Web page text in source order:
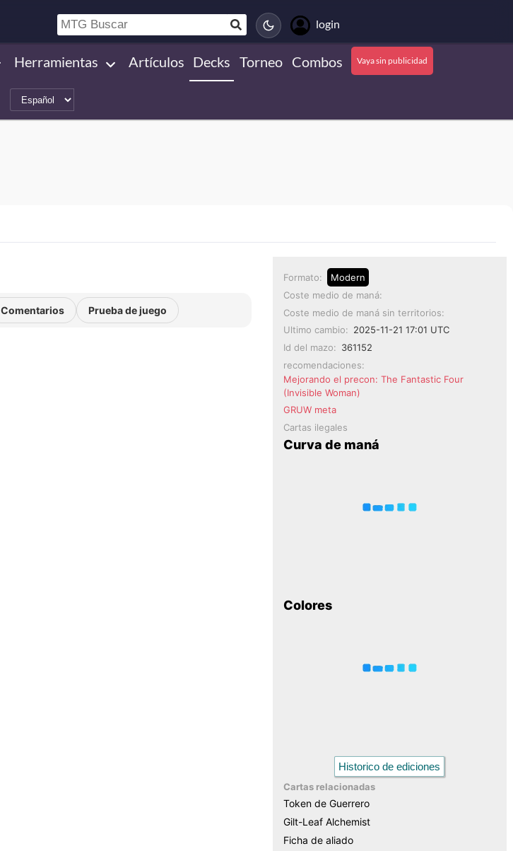
login
Herramientas Artículos Decks Torneo Combos Vaya sin publicidad
Comentarios Prueba de juego
Formato:
Modern
Coste medio de maná:
Coste medio de maná sin territorios:
Ultimo cambio: 2025-11-21 17:01 UTC
Id del mazo: 361152
recomendaciones:
Mejorando el precon: The Fantastic Four
(Invisible Woman)
GRUW meta
Cartas ilegales
Curva de maná
Colores
Historico de ediciones
Cartas relacionadas
Token de Guerrero
Gilt-Leaf Alchemist
Ficha de aliado